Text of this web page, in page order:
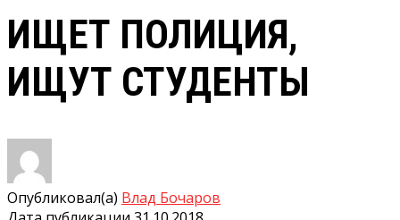
ИЩЕТ ПОЛИЦИЯ,
ИЩУТ СТУДЕНТЫ
Опубликовал(а) Влад Бочаров